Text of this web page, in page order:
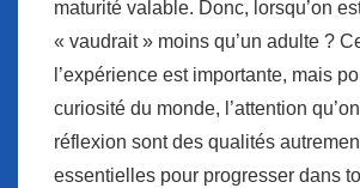
maturité valable. Donc, lorsqu’on
« vaudrait » moins qu’un adulte ?
l’expérience est importante, mais
curiosité du monde, l’attention
réflexion sont des qualités
essentielles pour progresser dans